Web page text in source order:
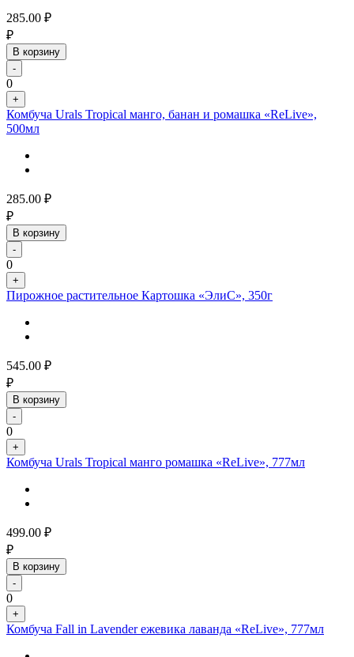
285.00 ₽
₽
В корзину
-
0
+
Комбуча Urals Tropical манго, банан и ромашка «ReLive»,
500мл
285.00 ₽
₽
В корзину
-
0
+
Пирожное растительное Картошка «ЭлиС», 350г
545.00 ₽
₽
В корзину
-
0
+
Комбуча Urals Tropical манго ромашка «ReLive», 777мл
499.00 ₽
₽
В корзину
-
0
+
Комбуча Fall in Lavender ежевика лаванда «ReLive», 777мл